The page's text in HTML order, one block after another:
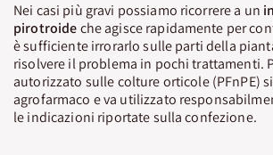
Nei casi più gravi possiamo ricorrere a un
pirotroideche agisce rapidamente per
è sufficiente irrorarlo sulle parti della
risolvere il problema in pochi trattamenti.
autorizzato sulle colture orticole (PFnPE)
agrofarmaco e va utilizzato
le indicazioni riportate sulla confezione.